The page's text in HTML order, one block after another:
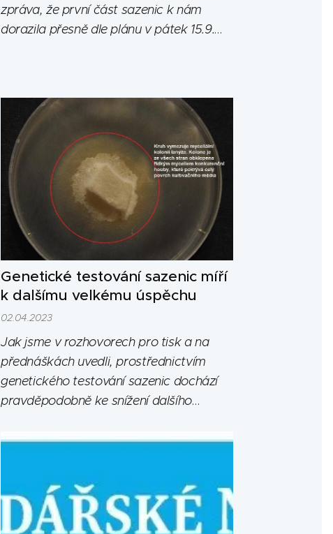
zpráva, že první část sazenic k nám
dorazila přesně dle plánu v pátek 15.9.
Genetické testování sazenic míří
k dalšímu velkému úspěchu
02.04.2023
Jak jsme v rozhovorech pro tisk a na
přednáškách uvedli, prostřednictvím
genetického testování sazenic dochází
pravděpodobně ke snížení dalšího
lanýžů. V tomto článku se tématu